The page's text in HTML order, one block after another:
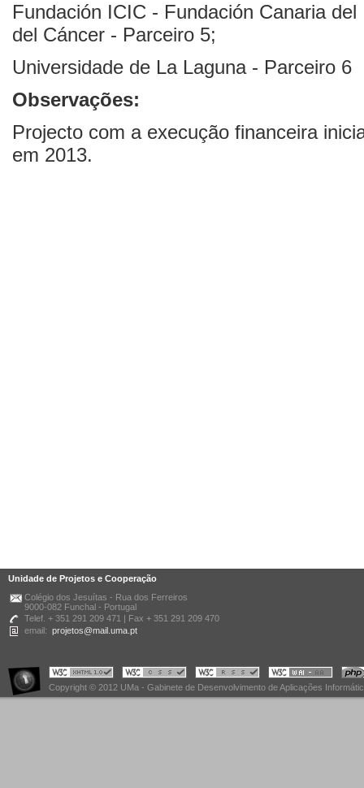
Fundación ICIC - Fundación Canaria
del Cáncer - Parceiro 5;
Universidade de La Laguna - Parceiro 6
Observações:
Projecto com a execução financeira
em 2013.
Unidade de Projetos e Cooperação
Colégio dos Jesuítas - Rua dos Ferreiros
9000-082 Funchal - Portugal
Telef. + 351 291 209 471 | Fax + 351 291 209 470
email: projetos@mail.uma.pt
Copyright © 2012 UMa - Gabinete de Desenvolvimento de Aplicações